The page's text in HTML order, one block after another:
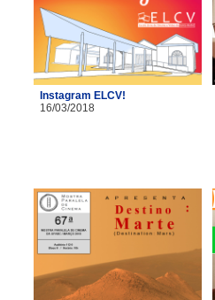
Instagram ELCV!
16/03/2018